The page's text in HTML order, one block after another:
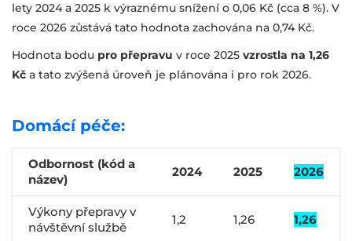
lety 2024 a 2025 k výraznému snížení o 0,06 Kč (cca 8 %). V
roce 2026 zůstává tato hodnota zachována na 0,74 Kč.
Hodnota bodu pro přepravu v roce 2025 vzrostla na 1,26
Kč a tato zvýšená úroveň je plánována i pro rok 2026.
Domácí péče:
Odbornost (kód a
název)
2024 2025 2026
Výkony přepravy v
návštěvní službě
1,2 1,26 1,26